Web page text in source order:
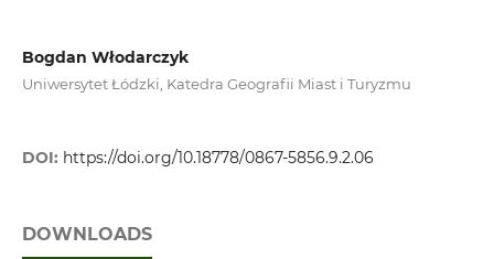
Bogdan Włodarczyk
Uniwersytet Łódzki, Katedra Geografii Miast i Turyzmu
DOI: https://doi.org/10.18778/0867-5856.9.2.06
DOWNLOADS